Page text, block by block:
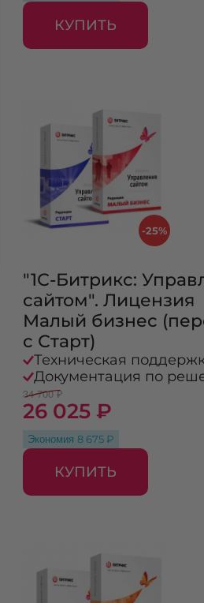
КУПИТЬ
-25%
"1С-Битрикс:
сайтом". Лицензия
Малый бизнес
с Старт)
Техническая
Документация по
34 700 ₽
26 025 ₽
Экономия 8 675 ₽
КУПИТЬ